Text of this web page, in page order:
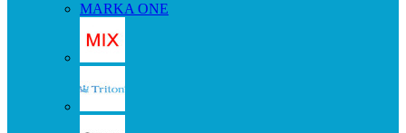
MARKA ONE